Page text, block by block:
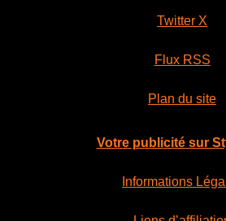
Twitter X
Flux RSS
Plan du site
Votre publicité sur
Informations